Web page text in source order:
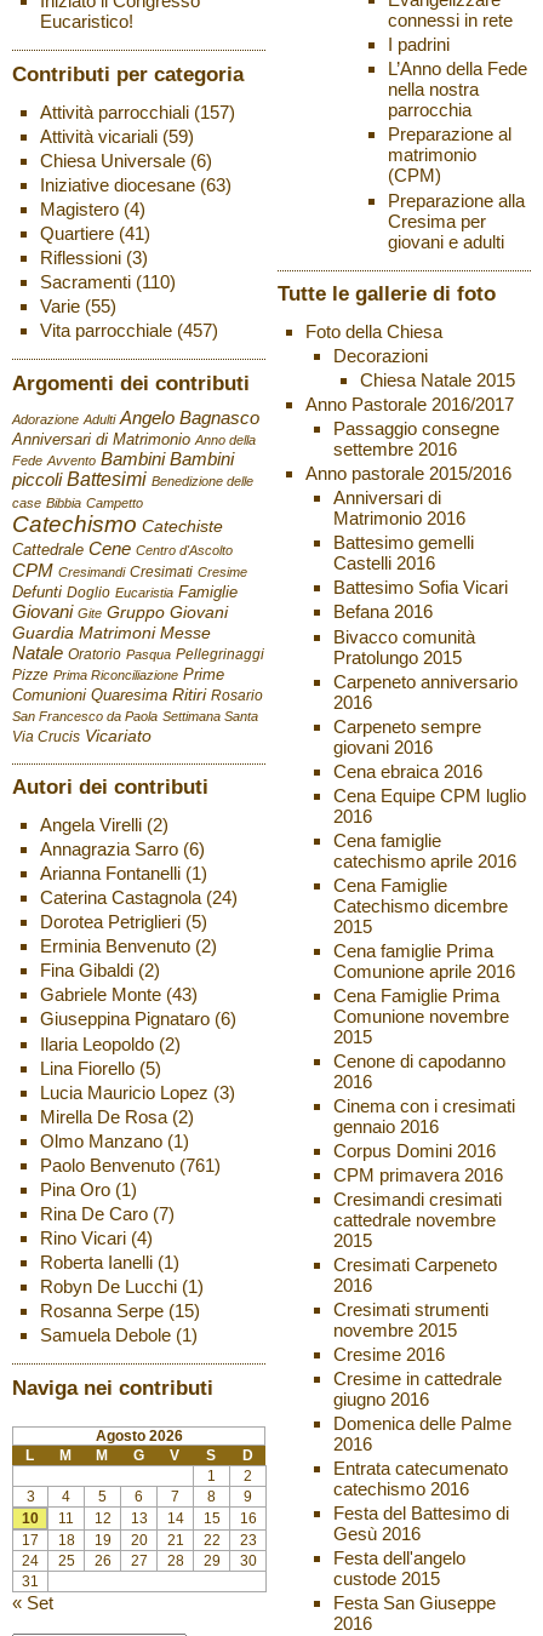
Eucaristico!
Contributi per categoria
Attività parrocchiali(157)
Attività vicariali(59)
Chiesa Universale(6)
Iniziative diocesane(63)
Magistero(4)
Quartiere(41)
Riflessioni(3)
Sacramenti(110)
Varie(55)
Vita parrocchiale(457)
Argomenti dei contributi
Adorazione Adulti Angelo Bagnasco
Anniversari di Matrimonio Anno della
Fede Avvento Bambini Bambini
piccoli Battesimi Benedizione delle
case Bibbia Campetto
Catechismo Catechiste
Cattedrale Cene Centro d'Ascolto
CPM Cresimandi Cresimati Cresime
Defunti Doglio Eucaristia Famiglie
Giovani Gite Gruppo Giovani
Guardia Matrimoni Messe
Natale Oratorio Pasqua Pellegrinaggi
Pizze Prima Riconciliazione Prime
Comunioni Quaresima Ritiri Rosario
San Francesco da Paola Settimana Santa
Via Crucis Vicariato
Autori dei contributi
Angela Virelli(2)
Annagrazia Sarro(6)
Arianna Fontanelli(1)
Caterina Castagnola(24)
Dorotea Petriglieri(5)
Erminia Benvenuto(2)
Fina Gibaldi(2)
Gabriele Monte(43)
Giuseppina Pignataro(6)
Ilaria Leopoldo(2)
Lina Fiorello(5)
Lucia Mauricio Lopez (3)
Mirella De Rosa(2)
Olmo Manzano(1)
Paolo Benvenuto(761)
Pina Oro(1)
Rina De Caro(7)
Rino Vicari(4)
Roberta Ianelli(1)
Robyn De Lucchi(1)
Rosanna Serpe(15)
Samuela Debole(1)
Naviga nei contributi
Agosto 2026
L
M M G V S
D
1
2
3
4 5 6 7 8
9
10
11 12 13 14 15
16
17
18 19 20 21 22
23
24
25 26 27 28 29
30
31
« Set
connessi in rete
I padrini
L’Anno della Fede
nella nostra
parrocchia
Preparazione al
matrimonio
(CPM)
Preparazione alla
Cresima per
giovani e adulti
Tutte le gallerie di foto
Foto della Chiesa
Decorazioni
Chiesa Natale 2015
Anno Pastorale 2016/2017
Passaggio consegne
settembre 2016
Anno pastorale 2015/2016
Anniversari di
Matrimonio 2016
Battesimo gemelli
Castelli 2016
Battesimo Sofia Vicari
Befana 2016
Bivacco comunità
Pratolungo 2015
Carpeneto anniversario
2016
Carpeneto sempre
giovani 2016
Cena ebraica 2016
Cena Equipe CPM luglio
2016
Cena famiglie
catechismo aprile 2016
Cena Famiglie
Catechismo dicembre
2015
Cena famiglie Prima
Comunione aprile 2016
Cena Famiglie Prima
Comunione novembre
2015
Cenone di capodanno
2016
Cinema con i cresimati
gennaio 2016
Corpus Domini 2016
CPM primavera 2016
Cresimandi cresimati
cattedrale novembre
2015
Cresimati Carpeneto
2016
Cresimati strumenti
novembre 2015
Cresime 2016
Cresime in cattedrale
giugno 2016
Domenica delle Palme
2016
Entrata catecumenato
catechismo 2016
Festa del Battesimo di
Gesù 2016
Festa dell'angelo
custode 2015
Festa San Giuseppe
2016